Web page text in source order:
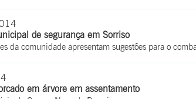
de segurança em Sorriso
da comunidade apresentam sugestões para o
em árvore em assentamento